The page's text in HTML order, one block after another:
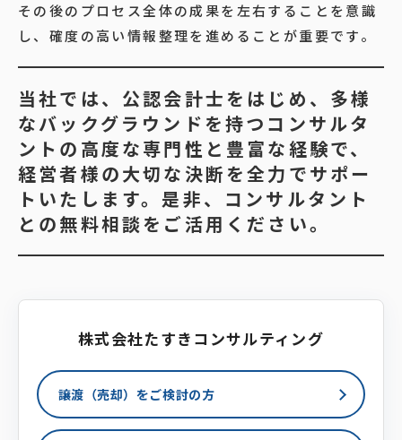
その後のプロセス全体の成果を左右することを意識
し、確度の高い情報整理を進めることが重要です。
当社では、公認会計士をはじめ、多様
なバックグラウンドを持つコンサルタ
ントの高度な専門性と豊富な経験で、
経営者様の大切な決断を全力でサポー
トいたします。是非、コンサルタント
との無料相談をご活用ください。
株式会社たすきコンサルティング
譲渡（売却）をご検討の方